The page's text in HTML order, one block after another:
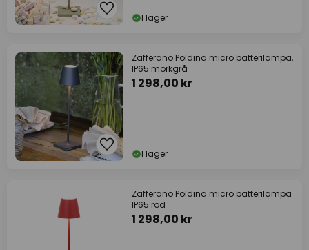
I lager
Zafferano Poldina micro batterilampa,
IP65 mörkgrå
1 298,00 kr
I lager
Zafferano Poldina micro batterilampa
IP65 röd
1 298,00 kr